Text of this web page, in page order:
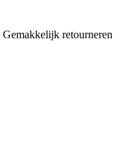
Gemakkelijk retourneren